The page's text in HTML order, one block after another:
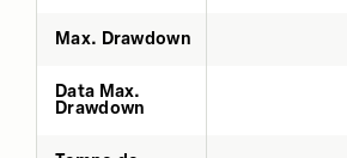
Max. Drawdown
Data Max.
Drawdown